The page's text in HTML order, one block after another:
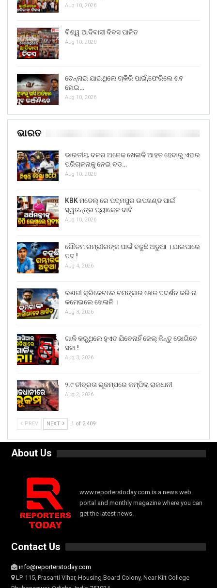
Aug 10, 2026
ବିଶ୍ୱ ଆଦିବାସୀ ଦିବସ ପାଳିତ
Aug 10, 2026
ଚେନ୍ନାଇ ଯାଇଥିଲେ ଚାକିରି ପାଇଁ,ଫେରିଲେ ଶବ
ହୋଇ…
Aug 10, 2026
ଭାରତ
ଭାରତୀୟ ଦଳର ଅନେକ ଖେଳାଳି ଆହତ ହେବାରୁ ଏହାର
ପରିଚାଳନାକୁ ନେଇ ବଡ…
Aug 10, 2026
KBK ମଡେଲ୍ ରେ ପଦ୍ମପୁର ଉପଖଣ୍ଡ ପାଇଁ
ସ୍ୱତନ୍ତ୍ର ପ୍ୟାକେଜ ଦାବି
Aug 10, 2026
ଗୌତମ ଗମ୍ଭୀରଙ୍କ ପାଇଁ ବଢୁଛି ଅଡୁଆ । ଯାଇପାରେ
ପଦ !
Aug 4, 2026
ରଣଜୀ କ୍ରିକେଟରେ ଚମତ୍କାର ଖେଳ ପଦର୍ଶନ କରି ନା
କମେଇଲେ ଖେଳାଳି ।
Aug 3, 2026
ଗାଳି କରୁଥିଲେ ହୁଏତ ଯିବେନାହିଁ ଜେଲ୍ କିନ୍ତୁ ଭୋଗିବେ
ସଜା !
Aug 3, 2026
୨.୯ ତୀବ୍ରତା ଭୂକମ୍ପରେ କମ୍ପିଲା ରାଜଧାନୀ
Aug 2, 2026
PREV NEXT 1 of 2,409
About Us
www.reporterstoday.com is a news web
portal and monthly magazine where you can
get the latest news.
Contact Us
info@reporterstoday.com
LP-115, Prasanti Vihar, Housing Board Colony, Near Kiit College